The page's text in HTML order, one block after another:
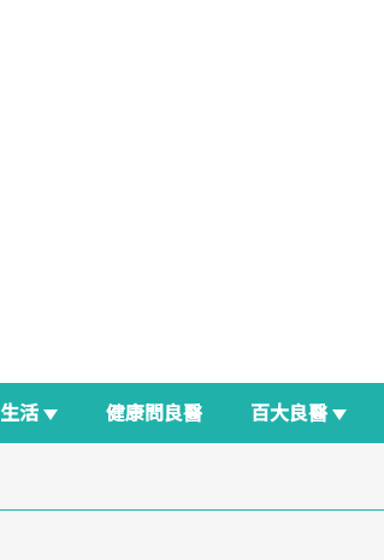
生活 健康問良醫 百大良醫
良醫生活祭
我與健康韌性的距離